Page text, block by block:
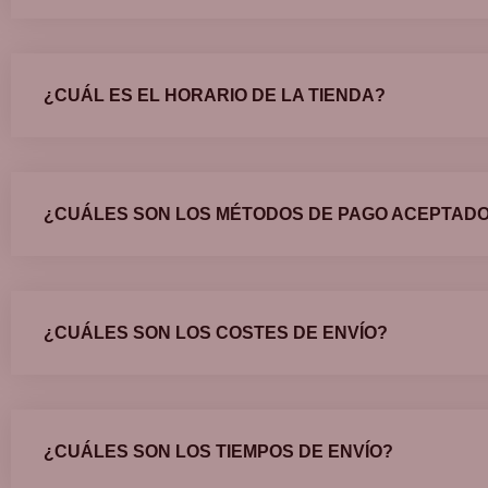
¿CUÁL ES EL HORARIO DE LA TIENDA?
¿CUÁLES SON LOS MÉTODOS DE PAGO
¿CUÁLES SON LOS COSTES DE ENVÍO?
¿CUÁLES SON LOS TIEMPOS DE ENVÍO?